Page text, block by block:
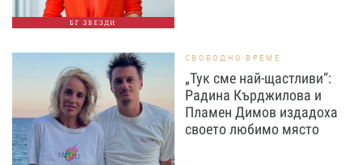
БГ ЗВЕЗДИ
СВОБОДНО ВРЕМЕ
„Тук сме най-щастливи“:
Радина Кърджилова и
Пламен Димов издадоха
своето любимо място